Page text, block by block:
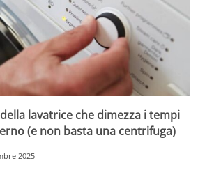
lavatrice che dimezza i tempi
(e non basta una centrifuga)
2025